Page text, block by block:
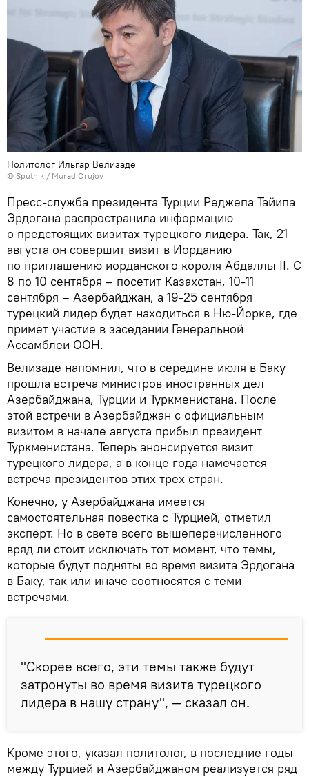
Политолог Ильгар Велизаде
© Sputnik / Murad Orujov
Пресс-служба президента Турции Реджепа Тайипа
Эрдогана распространила информацию
о предстоящих визитах турецкого лидера. Так, 21
августа он совершит визит в Иорданию
по приглашению иорданского короля Абдаллы II. С
8 по 10 сентября – посетит Казахстан, 10-11
сентября – Азербайджан, а 19-25 сентября
турецкий лидер будет находиться в Ню-Йорке, где
примет участие в заседании Генеральной
Ассамблеи ООН.
Велизаде напомнил, что в середине июля в Баку
прошла встреча министров иностранных дел
Азербайджана, Турции и Туркменистана. После
этой встречи в Азербайджан с официальным
визитом в начале августа прибыл президент
Туркменистана. Теперь анонсируется визит
турецкого лидера, а в конце года намечается
встреча президентов этих трех стран.
Конечно, у Азербайджана имеется
самостоятельная повестка с Турцией, отметил
эксперт. Но в свете всего вышеперечисленного
вряд ли стоит исключать тот момент, что темы,
которые будут подняты во время визита Эрдогана
в Баку, так или иначе соотносятся с теми
встречами.
"Скорее всего, эти темы также будут
затронуты во время визита турецкого
лидера в нашу страну", — сказал он.
Кроме этого, указал политолог, в последние годы
между Турцией и Азербайджаном реализуется ряд